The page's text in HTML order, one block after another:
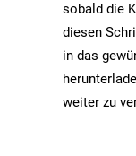
sobald die
diesen
in das
weiter zu